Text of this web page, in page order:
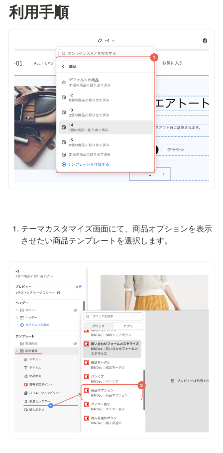
利用手順
テーマカスタマイズ画面にて、商品オプションを表示
させたい商品テンプレートを選択します。